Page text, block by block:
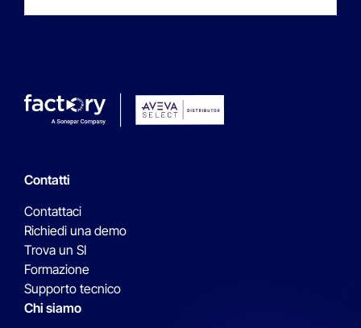
Contatti
Contattaci
Richiedi una demo
Trova un SI
Formazione
Supporto tecnico
Chi siamo